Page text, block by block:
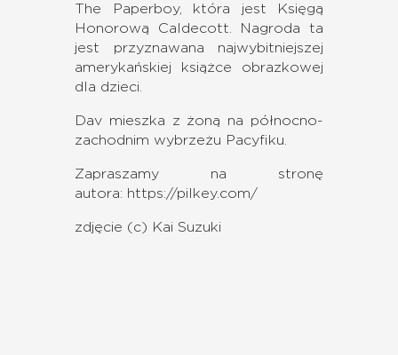
The Paperboy, która jest Księgą
Honorową Caldecott. Nagroda ta
jest przyznawana najwybitniejszej
amerykańskiej książce obrazkowej
dla dzieci.
Dav mieszka z żoną na północno-
zachodnim wybrzeżu Pacyfiku.
Zapraszamy na stronę
autora: https://pilkey.com/
zdjęcie (c) Kai Suzuki